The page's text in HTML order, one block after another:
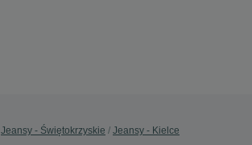
Jeansy - Świętokrzyskie Jeansy - Kielce